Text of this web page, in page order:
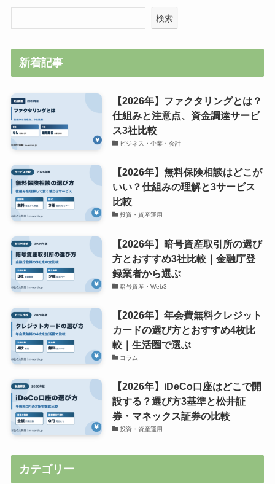
検索
新着記事
【2026年】ファクタリングとは？
仕組みと注意点、資金調達サービ
ス3社比較
ビジネス・企業・会計
【2026年】無料保険相談はどこが
いい？仕組みの理解と3サービス
比較
投資・資産運用
【2026年】暗号資産取引所の選び
方とおすすめ3社比較｜金融庁登
録業者から選ぶ
暗号資産・Web3
【2026年】年会費無料クレジット
カードの選び方とおすすめ4枚比
較｜生活圏で選ぶ
コラム
【2026年】iDeCo口座はどこで開
設する？選び方3基準と松井証
券・マネックス証券の比較
投資・資産運用
カテゴリー